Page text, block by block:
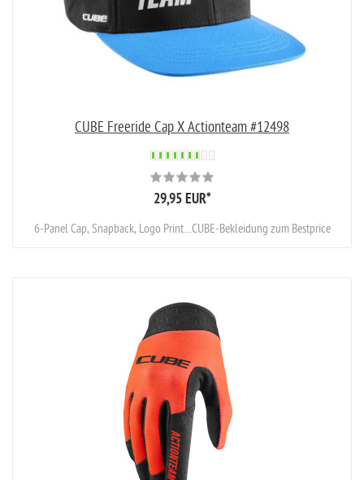
CUBE Freeride Cap X Actionteam #12498
29,95 EUR*
6-Panel Cap, Snapback, Logo Print…CUBE-Bekleidung zum Bestprice